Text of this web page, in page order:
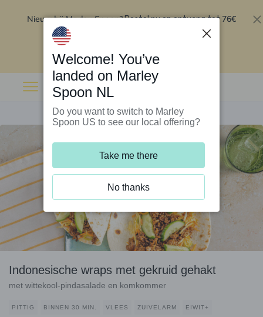
Nieuw bij Marley Spoon?Bestel nu en ontvang tot 76€
Indonesische wraps met gekruid gehakt
met wittekool-pindasalade en komkommer
PITTIG BINNEN 30 MIN. VLEES ZUIVELARM EIWIT+
Welcome! You’ve
landed on Marley
Spoon NL
Do you want to switch to Marley
Spoon US to see our local offering?
Take me there
No thanks